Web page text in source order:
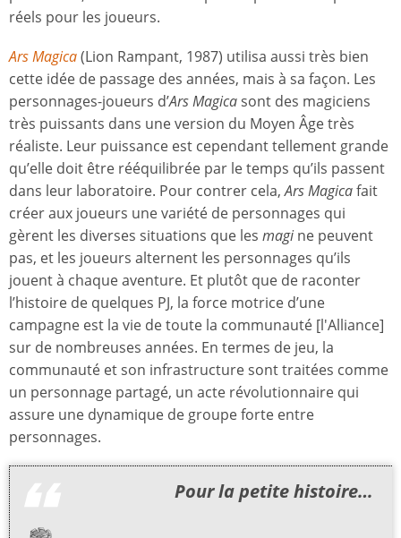
réels pour les joueurs.
Ars Magica(Lion Rampant, 1987) utilisa aussi très bien
cette idée de passage des années, mais à sa façon. Les
personnages-joueurs d’Ars Magicasont des magiciens
très puissants dans une version du Moyen Âge très
réaliste. Leur puissance est cependant tellement grande
qu’elle doit être rééquilibrée par le temps qu’ils passent
dans leur laboratoire. Pour contrer cela,Ars Magicafait
créer aux joueurs une variété de personnages qui
gèrent les diverses situations que les magine peuvent
pas, et les joueurs alternent les personnages qu’ils
jouent à chaque aventure. Et plutôt que de raconter
l’histoire de quelques PJ, la force motrice d’une
campagne est la vie de toute la communauté [l'Alliance]
sur de nombreuses années. En termes de jeu, la
communauté et son infrastructure sont traitées comme
un personnage partagé, un acte révolutionnaire qui
assure une dynamique de groupe forte entre
personnages.
Pour la petite histoire…